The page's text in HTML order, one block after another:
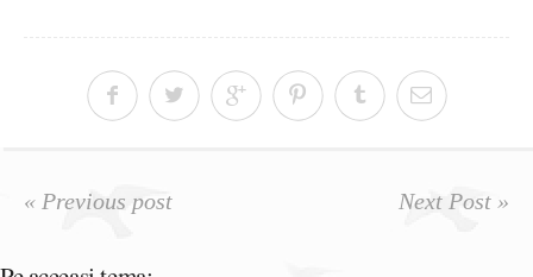
« Previous post Next Post »